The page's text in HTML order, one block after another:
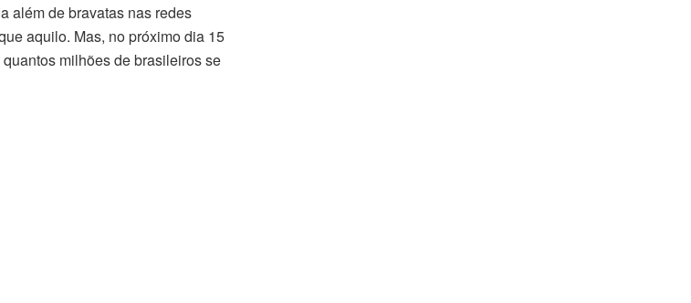
além de bravatas nas redes
aquilo. Mas, no próximo dia 15
milhões de brasileiros se